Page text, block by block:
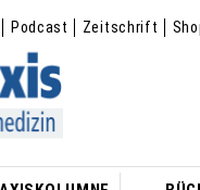
Podcast Zeitschrift